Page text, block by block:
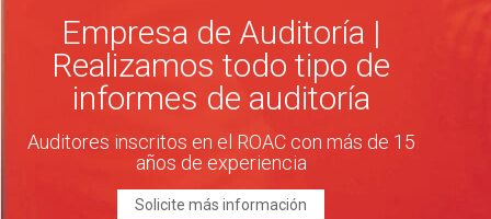
Empresa de Auditoría |
Realizamos todo tipo de
informes de auditoría
Auditores inscritos en el ROAC con más de 15
años de experiencia
Solicite más información